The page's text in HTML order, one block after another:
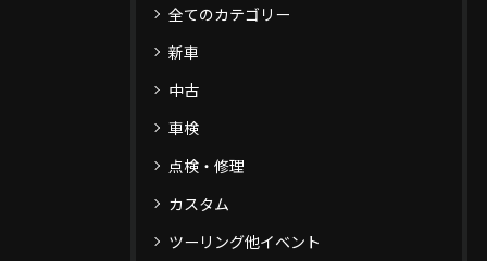
全てのカテゴリー
新車
中古
車検
点検・修理
カスタム
ツーリング他イベント